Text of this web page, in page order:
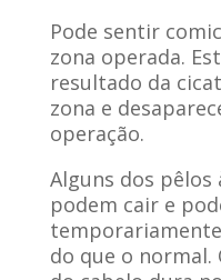
Pode sentir
zona operada.
resultado da
zona e
operação.
Alguns dos pêlos
podem cair e
do que o